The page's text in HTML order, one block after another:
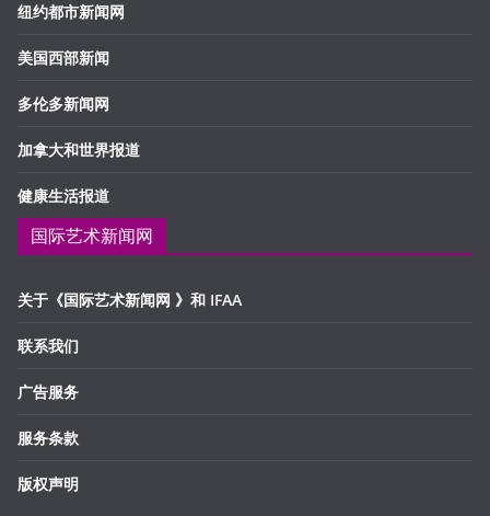
纽约都市新闻网
美国西部新闻
多伦多新闻网
加拿大和世界报道
健康生活报道
国际艺术新闻网
关于《国际艺术新闻网 》和 IFAA
联系我们
广告服务
服务条款
版权声明